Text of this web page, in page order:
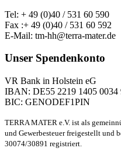
Tel: + 49 (0)40 / 531 60 590
Fax :+ 49 (0)40 / 531 60 592
E-Mail: tm-hh@terra-mater.de
Unser Spendenkonto
VR Bank in Holstein eG
IBAN: DE55 2219 1405 0034
BIC: GENODEF1PIN
TERRA MATER e.V. ist als
und Gewerbesteuer freigestellt und
30074/30891 registriert.